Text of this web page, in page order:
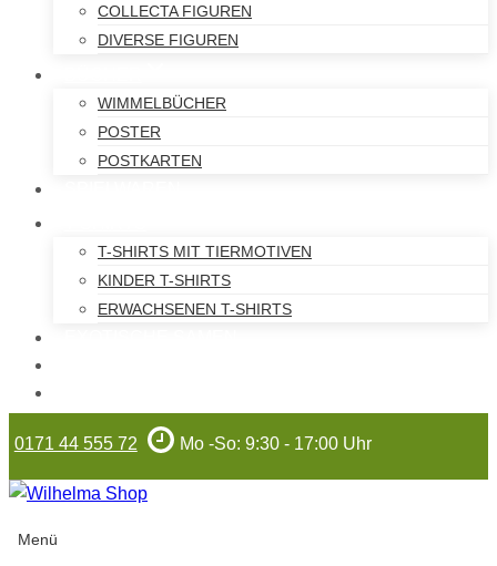
COLLECTA FIGUREN
DIVERSE FIGUREN
WIMMELBÜCHER
POSTER
POSTKARTEN
T-SHIRTS MIT TIERMOTIVEN
KINDER T-SHIRTS
ERWACHSENEN T-SHIRTS
0171 44 555 72 Mo -So: 9:30 - 17:00 Uhr
Menü